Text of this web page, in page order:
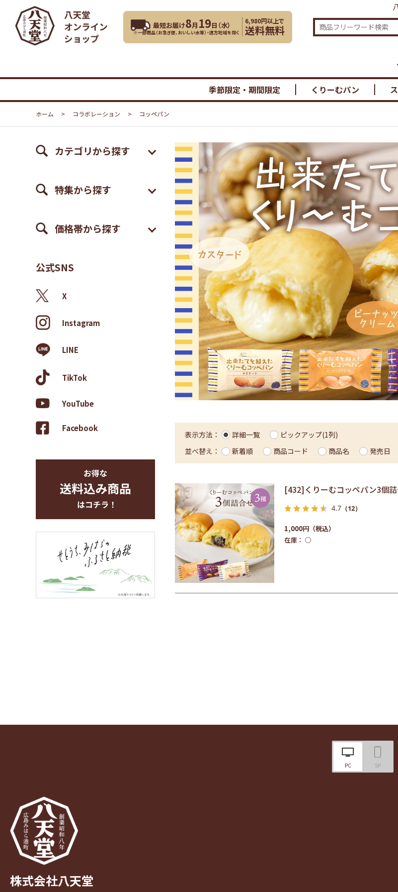
最短お届け8月 19日（水）
※一部商品（お急ぎ便、おいしい水等）・遠方地域を除く
6,980円以上で
送料無料
季節限定・期間限定 くりーむパン
ホーム > コラボレーション > コッペパン
カテゴリから探す
特集から探す
価格帯から探す
公式SNS
X
Instagram
LINE
TikTok
YouTube
Facebook
表示方法： 詳細一覧
ピックアップ(1列)
並べ替え：
新着順 商品コード 商品名 発売日
[432]くりーむコッペパン3個
4.7 （12）
1,000円
在庫： ○
PC SP
株式会社八天堂